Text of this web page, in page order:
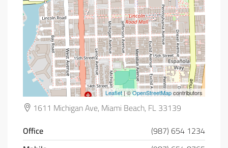
Leaflet| ©OpenStreetMapcontributors
1611 Michigan Ave, Miami Beach, FL 33139
Office
(987) 654 1234